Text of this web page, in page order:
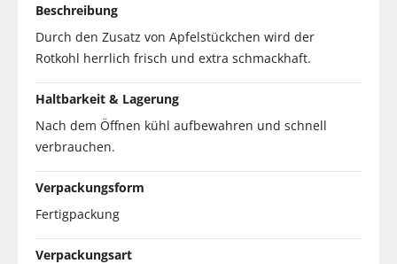
Beschreibung
Durch den Zusatz von Apfelstückchen wird der
Rotkohl herrlich frisch und extra schmackhaft.
Haltbarkeit & Lagerung
Nach dem Öffnen kühl aufbewahren und schnell
verbrauchen.
Verpackungsform
Fertigpackung
Verpackungsart